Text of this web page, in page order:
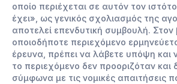
οποίο περιέχεται σε αυτόν τον
έχει», ως γενικός σχολιασμός της
αποτελεί επενδυτική συμβουλή.
οποιοδήποτε περιεχόμενο
έρευνα, πρέπει να λάβετε υπόψη και
το περιεχόμενο δεν προοριζόταν και
σύμφωνα με τις νομικές απαιτήσεις